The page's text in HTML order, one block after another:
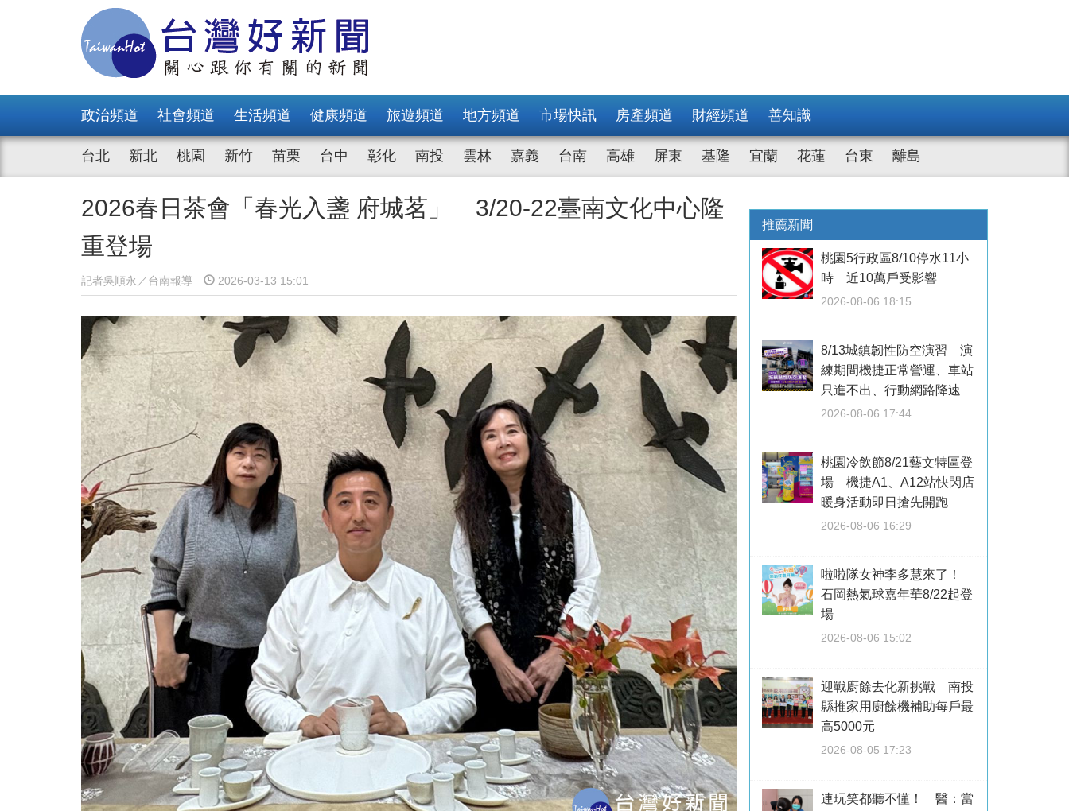
政治頻道 社會頻道 生活頻道 健康頻道 旅遊頻道 地方頻道 市場快訊 房產頻道 財經頻道 善知識
台北 新北 桃園 新竹 苗栗 台中 彰化 南投 雲林 嘉義 台南 高雄 屏東 基隆 宜蘭 花蓮 台東 離島
2026春日茶會「春光入盞 府城茗」 3/20-22臺南文化中心隆
重登場
記者吳順永／台南報導 2026-03-13 15:01
推薦新聞
桃園5行政區8/10停水11小
時 近10萬戶受影響
2026-08-06 18:15
8/13城鎮韌性防空演習 演
練期間機捷正常營運、車站
只進不出、行動網路降速
2026-08-06 17:44
桃園冷飲節8/21藝文特區登
場 機捷A1、A12站快閃店
暖身活動即日搶先開跑
2026-08-06 16:29
啦啦隊女神李多慧來了！
石岡熱氣球嘉年華8/22起登
場
2026-08-06 15:02
迎戰廚餘去化新挑戰 南投
縣推家用廚餘機補助每戶最
高5000元
2026-08-05 17:23
連玩笑都聽不懂！ 醫：當